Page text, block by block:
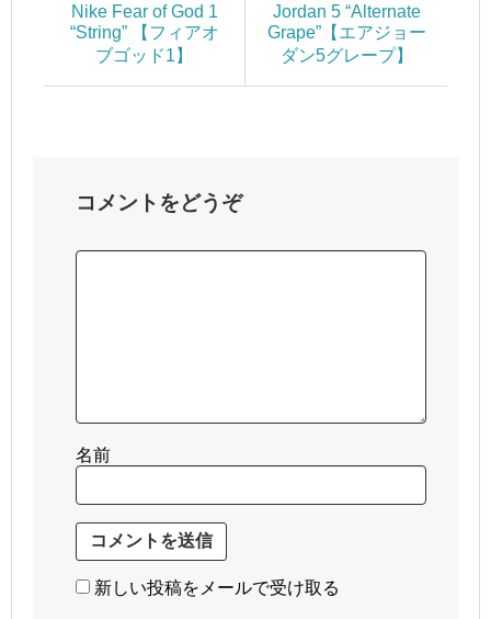
Nike Fear of God 1
“String” 【フィアオ
ブゴッド1】
Jordan 5 “Alternate
Grape”【エアジョー
ダン5グレープ】
コメントをどうぞ
名前
新しい投稿をメールで受け取る